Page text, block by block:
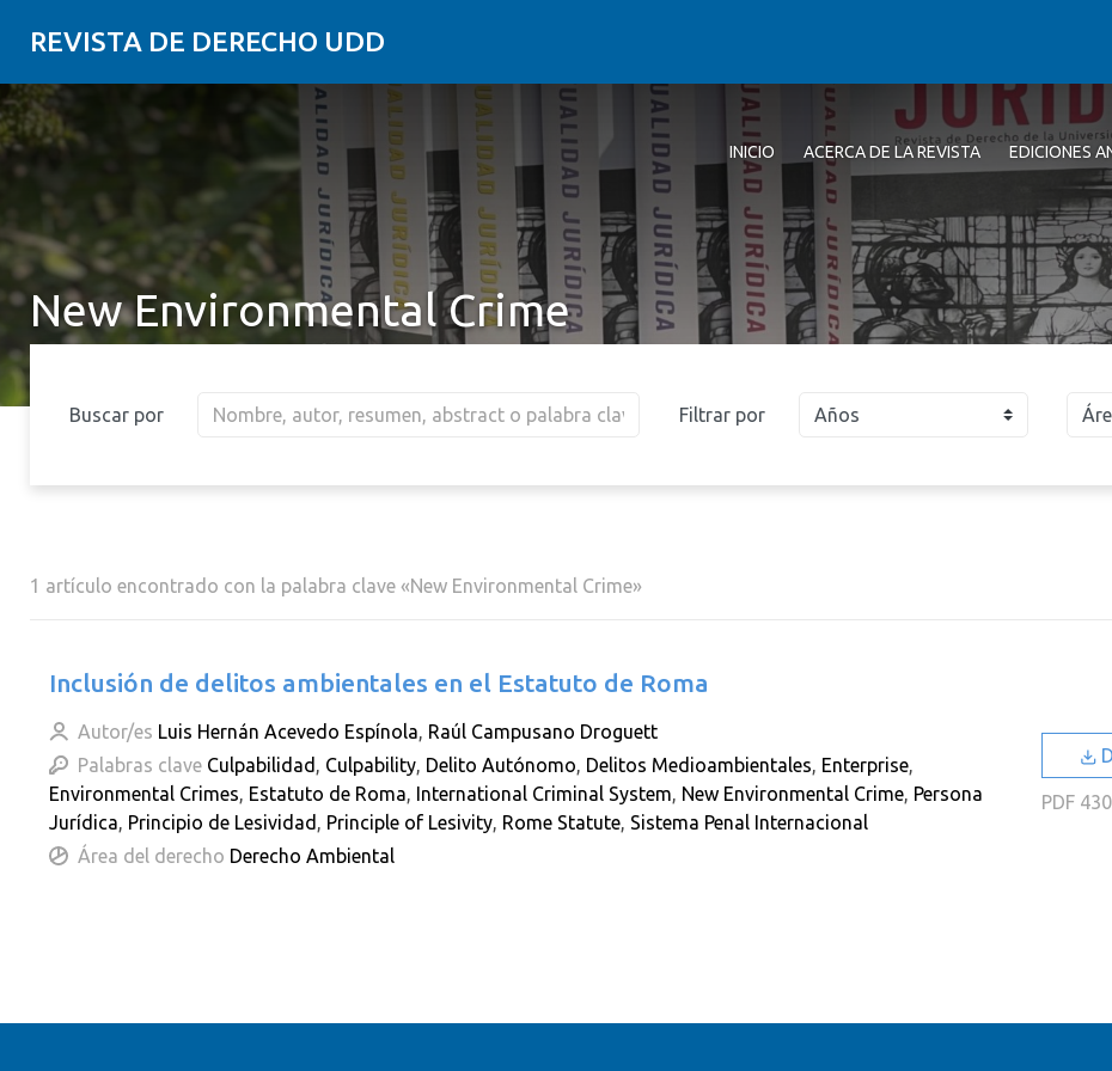
REVISTA DE DERECHO UDD
INICIO ACERCA DE LA REVISTA EDICIONES
New Environmental Crime
Buscar por Filtrar por Años
2006
2002
1 artículo encontrado con la palabra clave «New Environmental Crime»
Inclusión de delitos ambientales en el Estatuto de Roma
Autor/es Luis Hernán Acevedo Espínola, Raúl Campusano Droguett
Palabras clave Culpabilidad , Culpability, Delito Autónomo, Delitos Medioambientales, Enterprise,
Environmental Crimes, Estatuto de Roma, International Criminal System, New Environmental Crime, Persona
Jurídica, Principio de Lesividad , Principle of Lesivity, Rome Statute, Sistema Penal Internacional
Área del derecho Derecho Ambiental
PDF